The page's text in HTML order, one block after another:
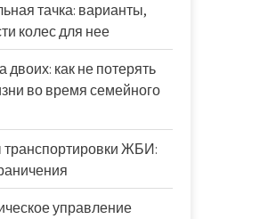
тачка: варианты,
колес для нее
двоих: как не потерять
во время семейного
ЖБИ:
управление